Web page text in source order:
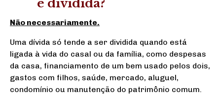
é dividida?
Não necessariamente.
Uma dívida só tende a ser dividida quando está
ligada à vida do casal ou da família, como despesas
da casa, financiamento de um bem usado pelos dois,
gastos com filhos, saúde, mercado, aluguel,
condomínio ou manutenção do patrimônio comum.